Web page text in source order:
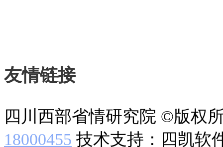
友情链接
四川西部省情研究院 ©版权
18000455 技术支持：四凯软